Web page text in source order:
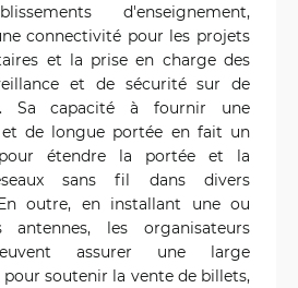
d'enseignement,
connectivité pour les projets
et la prise en charge des
et de sécurité sur de
Sa capacité à fournir une
de longue portée en fait un
étendre la portée et la
sans fil dans divers
outre, en installant une ou
les organisateurs
assurer une large
soutenir la vente de billets,